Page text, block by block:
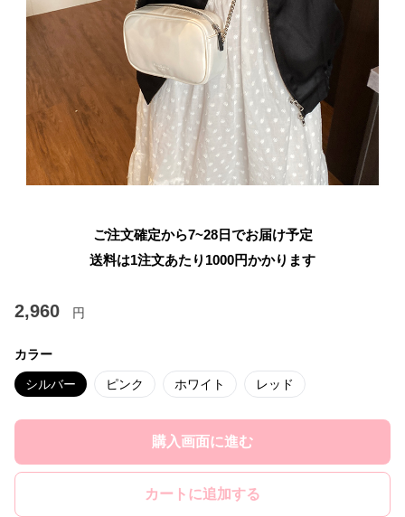
ご注文確定から7~28日でお届け予定
送料は1注文あたり 1000円かかります
2,960 円
カラー
シルバー ピンク ホワイト レッド
購入画面に進む
カートに追加する